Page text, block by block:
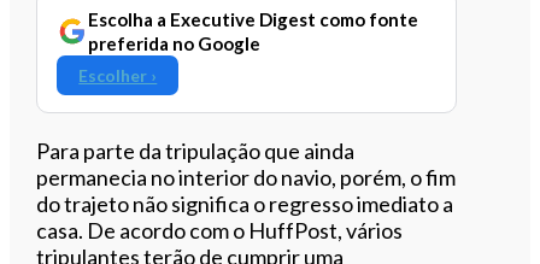
Escolha a Executive Digest como fonte
preferida no Google
Escolher ›
Para parte da tripulação que ainda
permanecia no interior do navio, porém, o fim
do trajeto não significa o regresso imediato a
casa. De acordo com o HuffPost, vários
tripulantes terão de cumprir uma